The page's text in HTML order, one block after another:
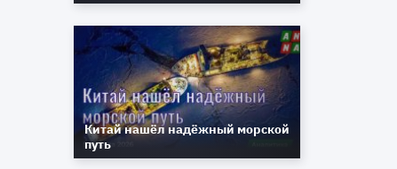
Китай нашёл надёжный морской
путь